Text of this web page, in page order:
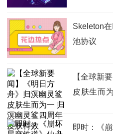
Skeleton
池协议
【全球新
皮肤生而
即时：《